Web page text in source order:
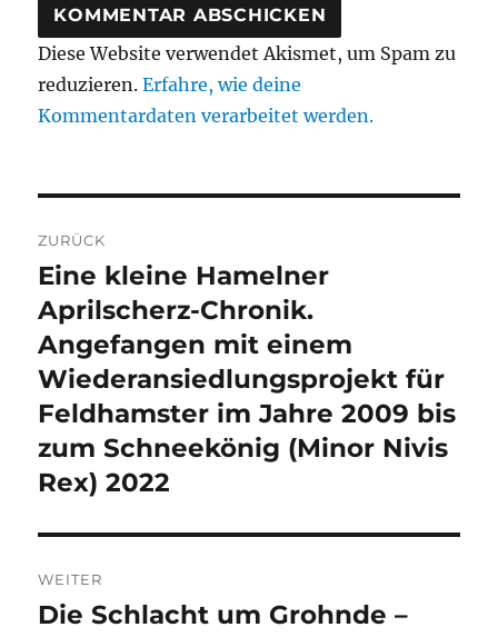
Diese Website verwendet Akismet, um Spam zu
reduzieren.Erfahre, wie deine
Kommentardaten verarbeitet werden.
ZURÜCK
Vorheriger
Beitrag:
Eine kleine Hamelner
Aprilscherz-Chronik.
Angefangen mit einem
Wiederansiedlungsprojekt für
Feldhamster im Jahre 2009 bis
zum Schneekönig (Minor Nivis
Rex) 2022
WEITER
Nächster
Die Schlacht um Grohnde –